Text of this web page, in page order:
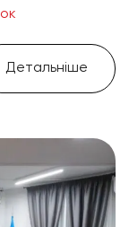
Детальніше